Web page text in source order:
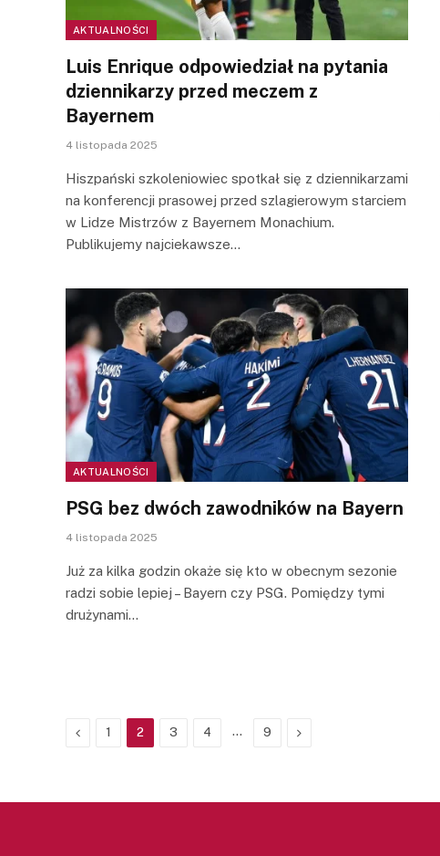
AKTUALNOŚCI
Luis Enrique odpowiedział na pytania
dziennikarzy przed meczem z
Bayernem
4 listopada 2025
Hiszpański szkoleniowiec spotkał się z dziennikarzami
na konferencji prasowej przed szlagierowym starciem
w Lidze Mistrzów z Bayernem Monachium.
Publikujemy najciekawsze…
AKTUALNOŚCI
PSG bez dwóch zawodników na Bayern
4 listopada 2025
Już za kilka godzin okaże się kto w obecnym sezonie
radzi sobie lepiej – Bayern czy PSG. Pomiędzy tymi
drużynami…
Previous
1 2 3 4 … 9 Next